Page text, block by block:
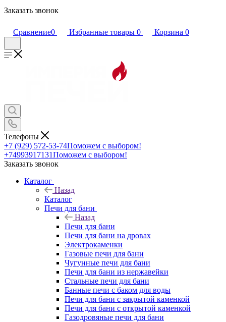
Заказать звонок
Сравнение0 Избранные товары 0 Корзина 0
Телефоны
+7 (929) 572-53-74Поможем с выбором!
+74993917131Поможем с выбором!
Заказать звонок
Каталог
Назад
Каталог
Печи для бани
Назад
Печи для бани
Печи для бани на дровах
Электрокаменки
Газовые печи для бани
Чугунные печи для бани
Печи для бани из нержавейки
Стальные печи для бани
Банные печи с баком для воды
Печи для бани с закрытой каменкой
Печи для бани с открытой каменкой
Газодровяные печи для бани